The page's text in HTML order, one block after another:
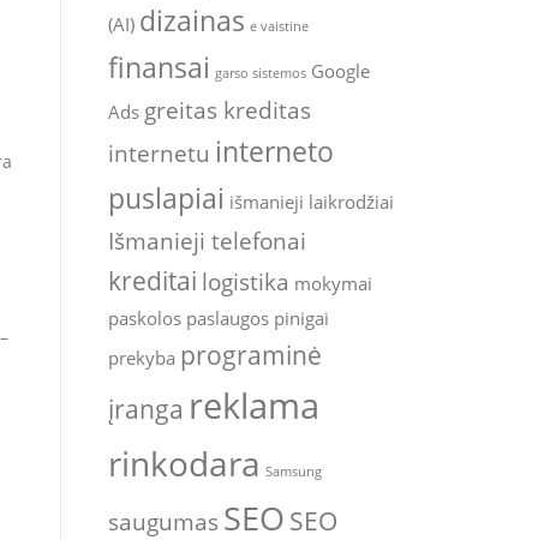
(AI) dizainas e vaistine
finansai garso sistemos Google
Ads greitas kreditas
internetu interneto
puslapiai išmanieji laikrodžiai
Išmanieji telefonai
kreditai logistika mokymai
paskolos paslaugos pinigai
prekyba programinė
įranga reklama
rinkodara Samsung
saugumas SEO SEO